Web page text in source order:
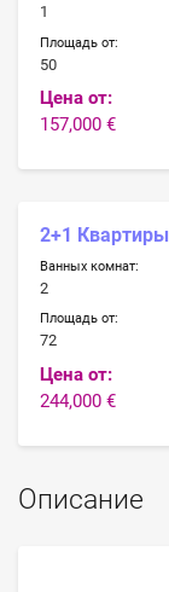
1
Площадь от:
50
Цена от:
157,000 €
2+1 Квартиры
Ванных комнат:
2
Площадь от:
72
Цена от:
244,000 €
Описание